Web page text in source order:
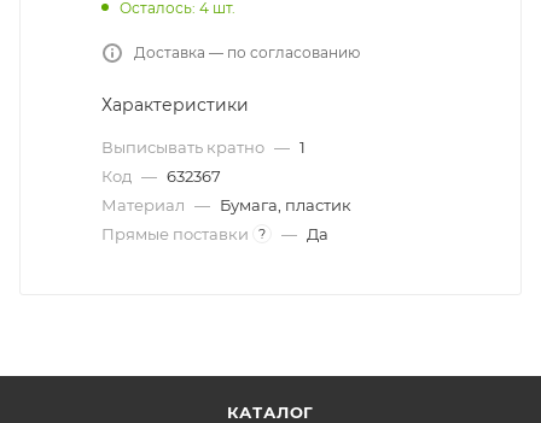
Осталось: 4 шт.
Доставка — по согласованию
Характеристики
Выписывать кратно — 1
Код — 632367
Материал — Бумага, пластик
Прямые поставки
? — Да
КАТАЛОГ